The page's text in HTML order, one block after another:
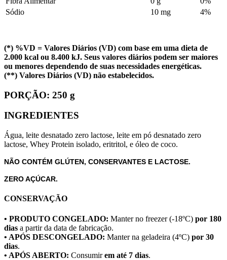
Sódio
10 mg 4%
(*) %VD = Valores Diários (VD) com base em uma dieta de
2.000 kcal ou 8.400 kJ. Seus valores diários podem ser maiores
ou menores dependendo de suas necessidades energéticas.
(**) Valores Diários (VD) não estabelecidos.
PORÇÃO: 250 g
INGREDIENTES
Água, leite desnatado zero lactose, leite em pó desnatado zero
lactose, Whey Protein isolado, eritritol, e óleo de coco.
NÃO CONTÉM GLÚTEN, CONSERVANTES E LACTOSE.
ZERO AÇÚCAR.
CONSERVAÇÃO
• PRODUTO CONGELADO: Manter no freezer (-18ºC) por 180
dias a partir da data de fabricação.
• APÓS DESCONGELADO: Manter na geladeira (4ºC) por 30
dias.
• APÓS ABERTO: Consumirem até 7 dias.